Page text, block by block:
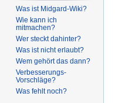
Was ist Midgard-Wiki?
Wie kann ich
mitmachen?
Wer steckt dahinter?
Was ist nicht erlaubt?
Wem gehört das dann?
Verbesserungs-
Vorschläge?
Was fehlt noch?